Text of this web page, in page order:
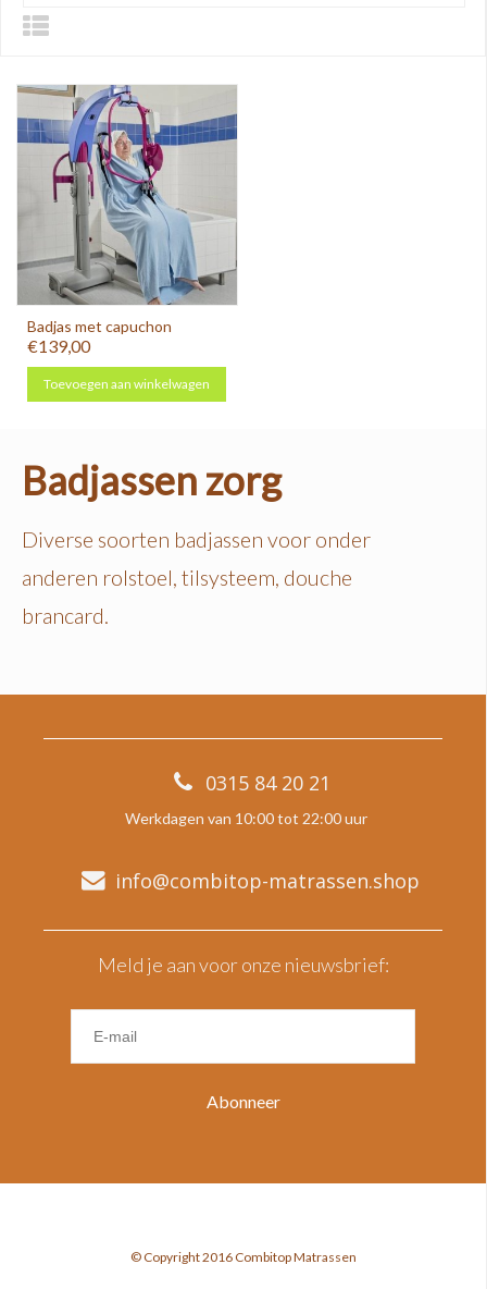
Badjas met capuchon
€139,00
Toevoegen aan winkelwagen
Badjassen zorg
Diverse soorten badjassen voor onder
anderen rolstoel, tilsysteem, douche
brancard.
0315 84 20 21
Werkdagen van 10:00 tot 22:00 uur
info@combitop-matrassen.shop
Meld je aan voor onze nieuwsbrief:
Abonneer